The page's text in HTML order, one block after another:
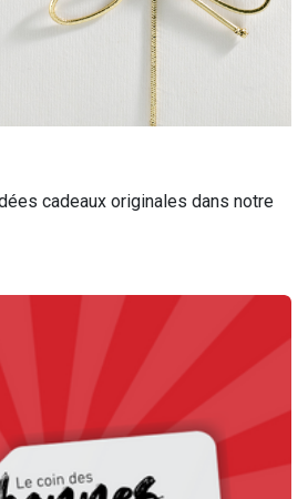
cadeaux originales dans notre